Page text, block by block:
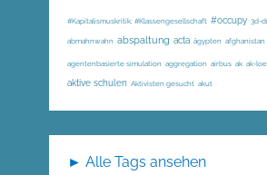
#Kapitalismuskritik; #Klassengesellschaft #occupy 3d-
abmahnwahn abspaltung acta ägypten afghanistan
agentenbasierte simulation aggregation airbus ak ak-
aktive schulen Aktivisten gesucht akut
► Alle Tags ansehen